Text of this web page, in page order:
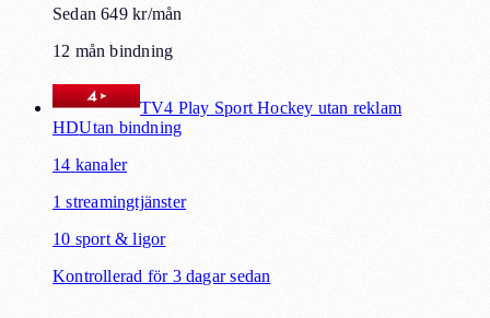
Sedan 649 kr/mån
12 mån bindning
TV4 Play Sport Hockey utan reklam
HDUtan bindning
14 kanaler
1 streamingtjänster
10 sport & ligor
Kontrollerad för 3 dagar sedan